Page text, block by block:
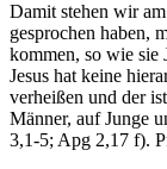
Damit stehen wir
gesprochen haben,
kommen, so wie sie
Jesus hat keine
verheißen und der
Männer, auf Junge
3,1-5; Apg 2,17 f).